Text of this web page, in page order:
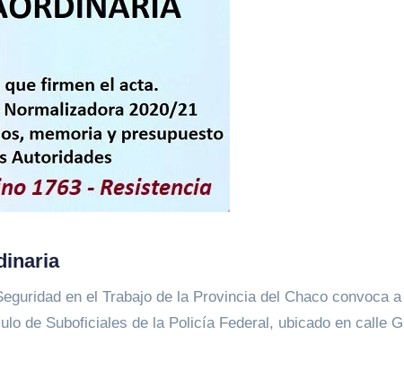
en el Trabajo de la Provincia del Chaco convoca
de Suboficiales de la Policía Federal, ubicado en calle